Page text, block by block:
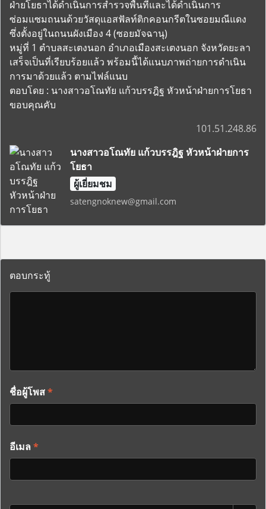
ฝ่ายโยธาได้ดำเนินการสำรวจพื้นที่และได้ดำเนินการ
ซ่อมแซมถนนด้วยวัสดุแอสฟัลท์ติกคอนกรีตในซอยมณีแดง
ซึ่งตั้งอยู่ในถนนผังเมือง 4 (ซอยมัจฉานุ)
หมู่ที่ 1 ตำบลสะเตงนอก อำเภอเมืองสะเตงนอก จังหวัดยะลา
เสร็จเป็นที่เรียบร้อยแล้ว พร้อมนี้ได้แนบภาพถ่ายการดำเนิน
การมาด้วยแล้ว ตามไฟล์แนบ
ตอบโดย : นางสาวอโณทัย แก้วบรรฎิฐ หัวหน้าฝ่ายการโยธา
ขอบคุณคับ
101.51.248.86
นางสาวอโณทัย แก้วบรรฎิฐ หัวหน้าฝ่ายการ
โยธา
ผู้เยี่ยมชม
satengnoknew@gmail.com
ตอบกระทู้
ชื่อผู้โพส*
อีเมล *